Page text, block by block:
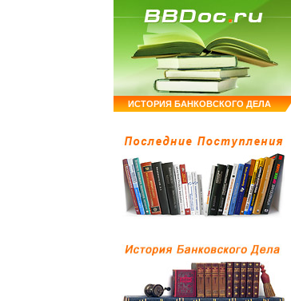
ИСТОРИЯ БАНКОВСКОГО ДЕЛА